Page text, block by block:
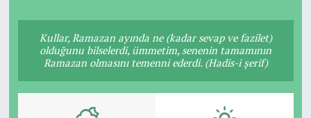
Kullar, Ramazan ayında ne (kadar sevap ve fazilet)
olduğunu bilselerdi, ümmetim, senenin tamamının
Ramazan olmasını temenni ederdi. (Hadis-i şerif)